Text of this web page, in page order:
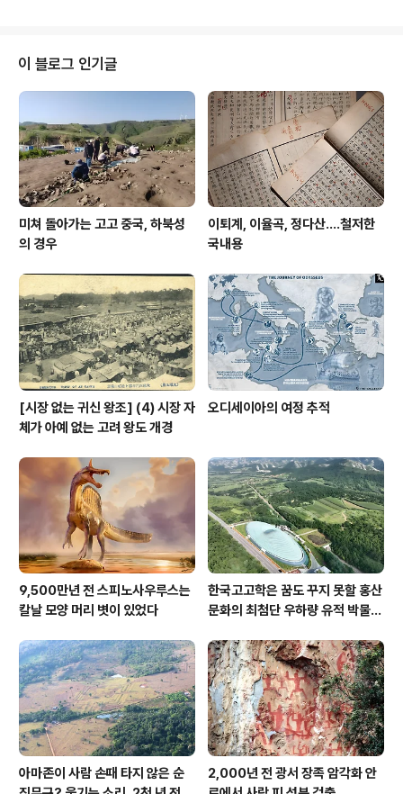
던 고대 이집트에서 『사자의 서』(Book of the Dead)는
사본을 일일이 필사하는 방식으로 제작되었는데 이때 의뢰
자 혹은 문서 제작자는 총 192개 주문 중 적절하다고 생각
하는 주문을 취사선택할 수 있었으며 삽화 역시 의뢰자 기
호나 문서 제작자 필요에 따라 선택되거나 제외되었습니
다. 이런 ..
이 블로그 인기글
미쳐 돌아가는 고고 중국, 하북성
의 경우
이퇴계, 이율곡, 정다산....철저한
국내용
[시장 없는 귀신 왕조] (4) 시장 자
체가 아예 없는 고려 왕도 개경
오디세이아의 여정 추적
9,500만년 전 스피노사우루스는
칼날 모양 머리 볏이 있었다
한국고고학은 꿈도 꾸지 못할 홍산
문화의 최첨단 우하량 유적 박물관
아마존이 사람 손때 타지 않은 순
2,000년 전 광서 장족 암각화 안